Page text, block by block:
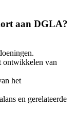
aan DGLA?
ontwikkelen van
het
en gerelateerde